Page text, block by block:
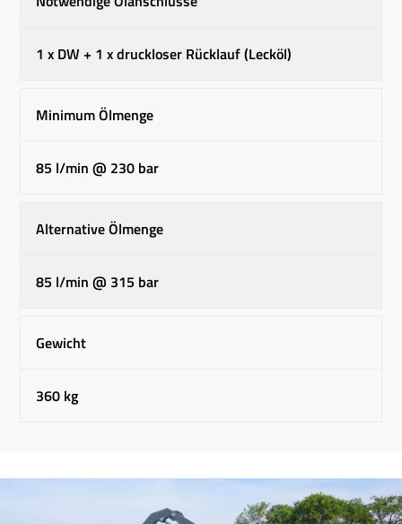
1 x DW + 1 x druckloser Rücklauf (Lecköl)
Minimum Ölmenge
85 l/min @ 230 bar
Alternative Ölmenge
85 l/min @ 315 bar
Gewicht
360 kg